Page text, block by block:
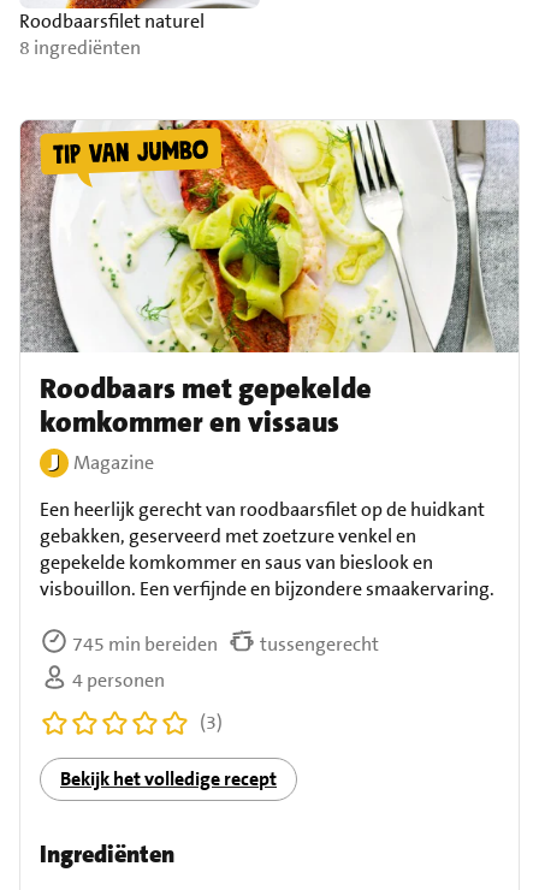
Roodbaarsfilet naturel
8 ingrediënten
Roodbaars met gepekelde
komkommer en vissaus
Magazine
Een heerlijk gerecht van roodbaarsfilet op de huidkant
gebakken, geserveerd met zoetzure venkel en
gepekelde komkommer en saus van bieslook en
visbouillon. Een verfijnde en bijzondere smaakervaring.
745 min bereiden
tussengerecht
4 personen
(3)
Bekijk het volledige recept
Ingrediënten